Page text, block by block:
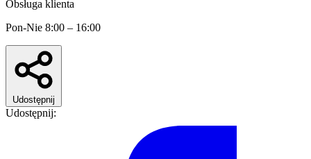
Obsługa klienta
Pon-Nie 8:00 – 16:00
Udostępnij
Udostępnij: